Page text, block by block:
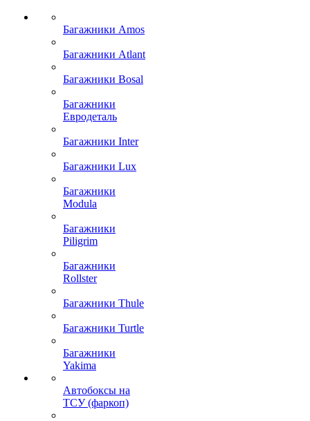
Багажники Amos
Багажники Atlant
Багажники Bosal
Багажники
Евродеталь
Багажники Inter
Багажники Lux
Багажники
Modula
Багажники
Piligrim
Багажники
Rollster
Багажники Thule
Багажники Turtle
Багажники
Yakima
Автобоксы на
ТСУ (фаркоп)